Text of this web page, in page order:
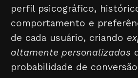
perfil psicográfico,
comportamento e
de cada usuário, criando
altamente personalizadas
probabilidade de